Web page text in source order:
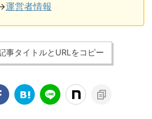
運営者情報
事タイトルとURLをコピー